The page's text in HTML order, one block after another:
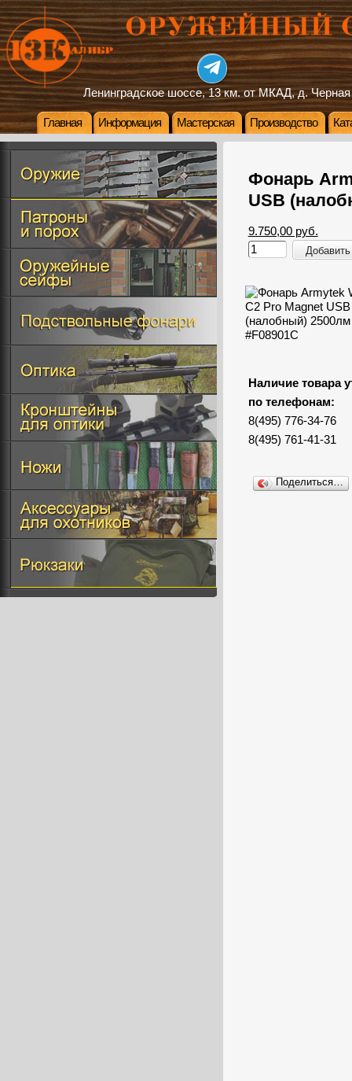
Ленинградское шоссе, 13 км. от МКАД, д. Черная
Главная Информация Мастерская Производство
Фонарь
USB
9.750,00 руб.
Наличие товара
по телефонам:
8(495) 776-34-76
8(495) 761-41-31
Поделиться…